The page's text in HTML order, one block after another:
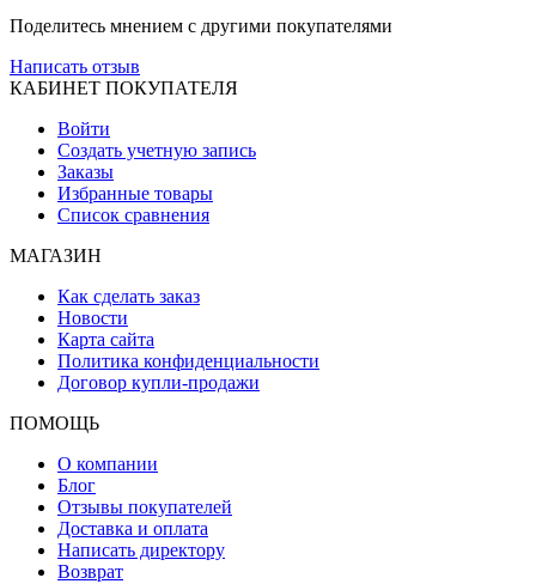
Поделитесь мнением с другими покупателями
Написать отзыв
КАБИНЕТ ПОКУПАТЕЛЯ
Войти
Создать учетную запись
Заказы
Избранные товары
Список сравнения
МАГАЗИН
Как сделать заказ
Новости
Карта сайта
Политика конфиденциальности
Договор купли-продажи
ПОМОЩЬ
О компании
Блог
Отзывы покупателей
Доставка и оплата
Написать директору
Возврат